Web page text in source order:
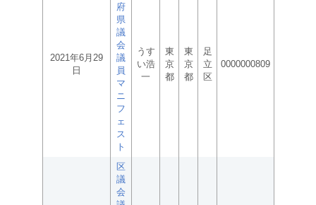
2021年6月29
日
府
県
議
会
議
員
マ
ニ
フ
ェ
ス
ト
うす
い浩
一
東
京
都
東
京
都
足
立
区
0000000809
区
議
会